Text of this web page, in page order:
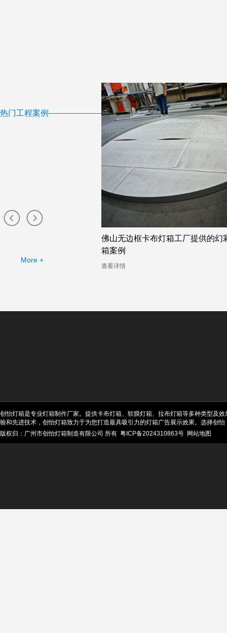
热门工程案例
More +
珠海卡布灯箱店的幻彩灯箱助力广
司的定制需求
查看详情
创怡灯箱是专业灯箱制作厂家。提供卡布灯箱、软膜灯箱、拉布灯箱等多种类型及
验和先进技术，创怡灯箱致力于为您打造最具吸引力的灯箱广告展示效果。选择创怡
版权归：广州市创怡灯箱制造有限公司 所有 粤ICP备2024310863号 网站地图